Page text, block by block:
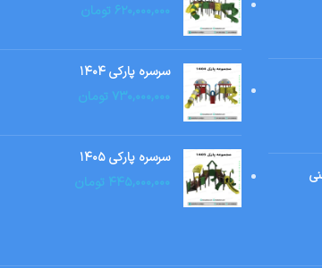
۶۲۰,۰۰۰,۰۰۰ تومان
سرسره پارکی ۱۴۰۴
۷۳۰,۰۰۰,۰۰۰ تومان
سرسره پارکی ۱۴۰۵
۴۴۵,۰۰۰,۰۰۰ تومان